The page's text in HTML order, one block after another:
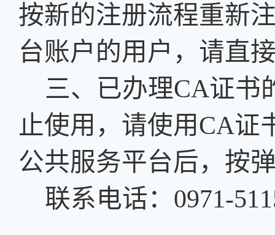
按新的注册流程重新
台账户的用户，请直
三、已办理CA证书
止使用，请使用CA证
公共服务平台后，按
联系电话： 0971-